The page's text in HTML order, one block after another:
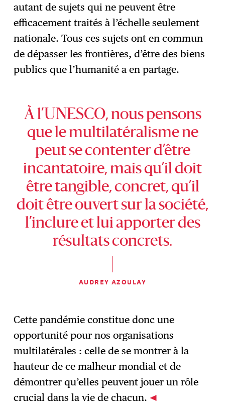
autant de sujets qui ne peuvent être
efficacement traités à l’échelle seulement
nationale. Tous ces sujets ont en commun
de dépasser les frontières, d’être des biens
publics que l’humanité a en partage.
À l’UNESCO, nous pensons
que le multilatéralisme ne
peut se contenter d’être
incantatoire, mais qu’il doit
être tangible, concret, qu’il
doit être ouvert sur la société,
l’inclure et lui apporter des
résultats concrets.
AUDREY AZOULAY
Cette pandémie constitue donc une
opportunité pour nos organisations
multilatérales : celle de se montrer à la
hauteur de ce malheur mondial et de
démontrer qu’elles peuvent jouer un rôle
crucial dans la vie de chacun.